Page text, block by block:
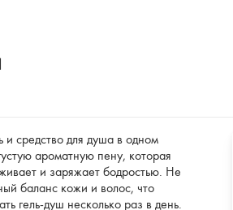
средство для душа в одном
ароматную пену, которая
и заряжает бодростью. Не
баланс кожи и волос, что
гель-душ несколько раз в день.